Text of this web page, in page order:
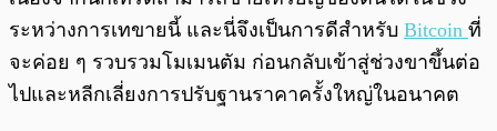
ระหว่างการเทขายนี้ และนี่จึงเป็นการดีสำหรับ Bitcoin ที่
จะค่อย ๆ รวบรวมโมเมนตัม ก่อนกลับเข้าสู่ช่วงขาขึ้นต่อ
ไปและหลีกเลี่ยงการปรับฐานราคาครั้งใหญ่ในอนาคต